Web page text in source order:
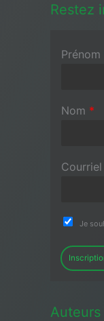
Restez
Prénom
Nom *
Courriel
Je
Auteurs